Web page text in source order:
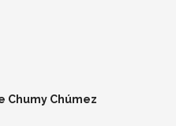
Chumy Chúmez